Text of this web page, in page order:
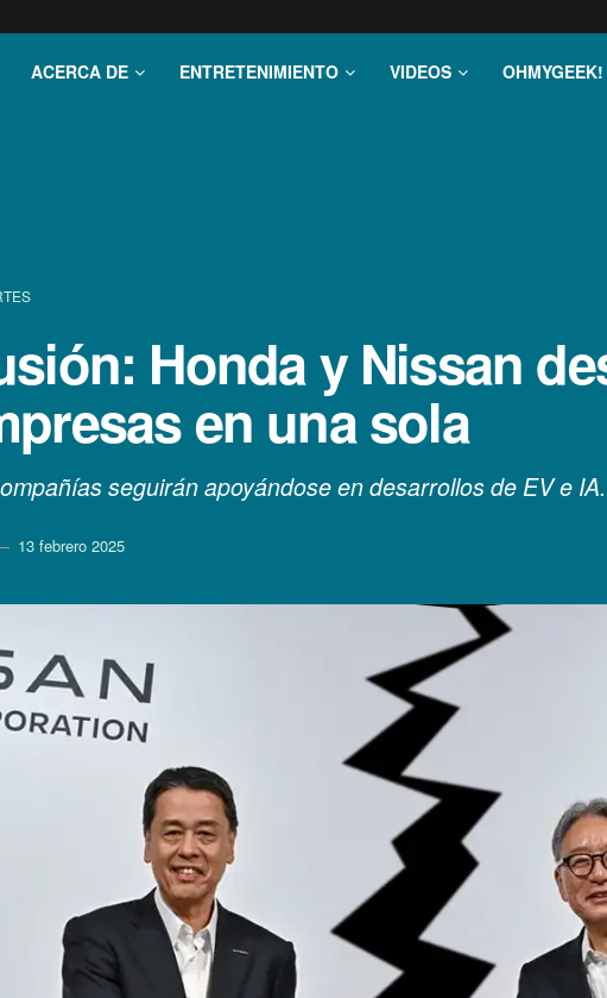
ACERCA DE ENTRETENIMIENTO VIDEOS OHMYGEEK!
Honda y Nissan
en una sola
seguirán apoyándose en desarrollos de EV e IA.
13 febrero 2025